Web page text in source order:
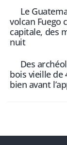
Le
volcan Fuego
capitale, des
nuit
Des
bois vieille de
bien avant